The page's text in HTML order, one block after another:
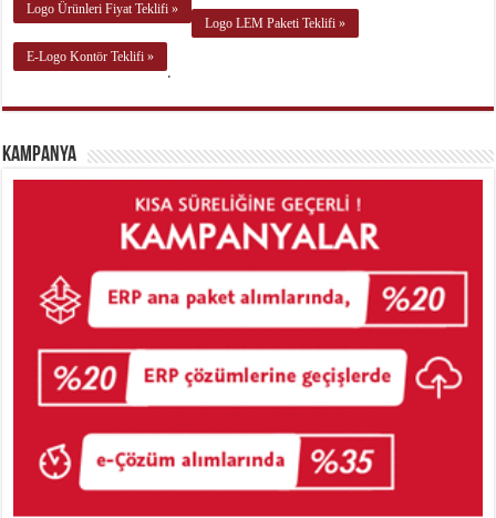
Logo Ürünleri Fiyat Teklifi »
Logo LEM Paketi Teklifi »
E-Logo Kontör Teklifi »
.
Kampanya